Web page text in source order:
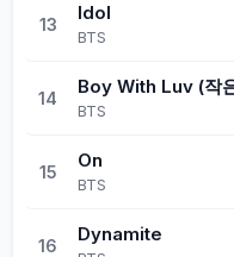
13
Idol
BTS
14
Boy With Luv (작
BTS
15
On
BTS
16
Dynamite